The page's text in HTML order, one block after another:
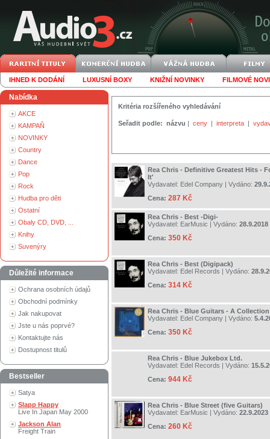
IHNED K DODÁNÍ LUXUSNÍ BOXY KNIŽNÍ NOVINKY FILMOVÉ
Nabídka
AKCE
KAMPAŇ
NOVINKY
Country
Dance
Pop
Rock
Hudba pro děti
Ostatní
Obaly CD, DVD, ...
Knihy
Suvenýry
Důležité informace
Ochrana osobních údajů
Obchodní podmínky
Jak nakupovat
Jste u nás poprvé?
Kontaktujte nás
Dostupnost titulů
Bestseller
Satya
Slapp Happy
Live In Japan May 2000
Jackson Alan
Freight Train
Kritéria rozšířeného vyhledávání
Seřadit podle: názvu | ceny | interpreta |
Rea Chris - Definitive Greatest Hits -
It'
Vydavatel: Edel Company | Vydáno:
Cena: 287 Kč
Rea Chris - Best -Digi-
Vydavatel: EarMusic | Vydáno: 28.9.2018
Cena: 350 Kč
Rea Chris - Best (Digipack)
Vydavatel: Edel Records | Vydáno:
Cena: 314 Kč
Rea Chris - Blue Guitars - A
Vydavatel: Edel Company | Vydáno:
Cena: 350 Kč
Rea Chris - Blue Jukebox Ltd.
Vydavatel: Edel Records | Vydáno:
Cena: 944 Kč
Rea Chris - Blue Street (five Guitars)
Vydavatel: EarMusic | Vydáno: 22.9.2023
Cena: 260 Kč